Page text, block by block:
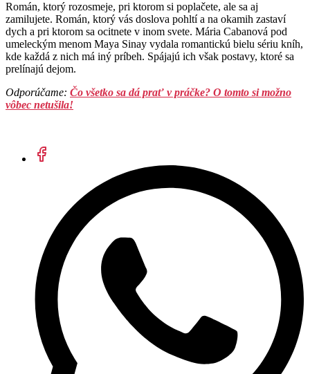
Román, ktorý rozosmeje, pri ktorom si poplačete, ale sa aj
zamilujete. Román, ktorý vás doslova pohltí a na okamih zastaví
dych a pri ktorom sa ocitnete v inom svete. Mária Cabanová pod
umeleckým menom Maya Sinay vydala romantickú bielu sériu kníh,
kde každá z nich má iný príbeh. Spájajú ich však postavy, ktoré sa
prelínajú dejom.
Odporúčame: Čo všetko sa dá prať v práčke? O tomto si možno
vôbec netušila!